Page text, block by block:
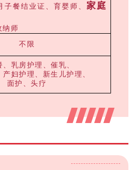
子餐结业证、育婴师、家庭
纳师
不限
、乳房护理、催乳、
产妇护理、新生儿护理、
面护、头疗